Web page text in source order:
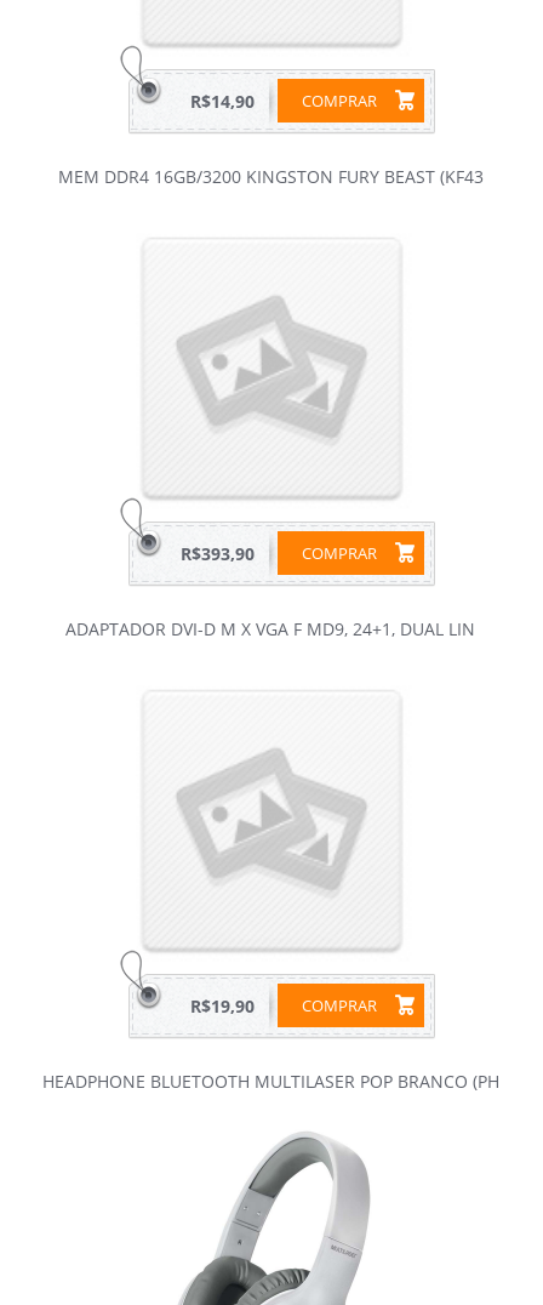
COMPRAR
R$14,90
MEM DDR4 16GB/3200 KINGSTON FURY BEAST (KF43
COMPRAR
R$393,90
ADAPTADOR DVI-D M X VGA F MD9, 24+1, DUAL LIN
COMPRAR
R$19,90
HEADPHONE BLUETOOTH MULTILASER POP BRANCO (PH